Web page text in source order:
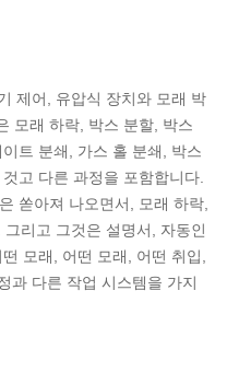
제어, 유압식 장치와 모래 박
모래 하락, 박스 분할, 박스
트 분쇄, 가스 홀 분쇄, 박스
고 다른 과정을 포함합니다.
쏟아져 나오면서, 모래 하락,
리고 그것은 설명서, 자동인
모래, 어떤 모래, 어떤 취입,
과 다른 작업 시스템을 가지